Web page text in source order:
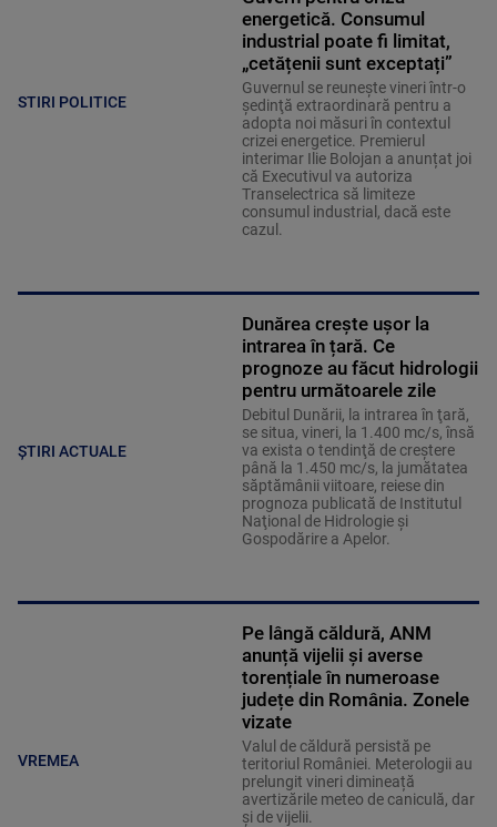
STIRI POLITICE
energetică. Consumul
industrial poate fi limitat,
„cetățenii sunt exceptați”
Guvernul se reuneşte vineri într-o
şedinţă extraordinară pentru a
adopta noi măsuri în contextul
crizei energetice. Premierul
interimar Ilie Bolojan a anunțat joi
că Executivul va autoriza
Transelectrica să limiteze
consumul industrial, dacă este
cazul.
ȘTIRI ACTUALE
Dunărea crește ușor la
intrarea în țară. Ce
prognoze au făcut hidrologii
pentru următoarele zile
Debitul Dunării, la intrarea în ţară,
se situa, vineri, la 1.400 mc/s, însă
va exista o tendinţă de creştere
până la 1.450 mc/s, la jumătatea
săptămânii viitoare, reiese din
prognoza publicată de Institutul
Naţional de Hidrologie şi
Gospodărire a Apelor.
VREMEA
Pe lângă căldură, ANM
anunță vijelii și averse
torențiale în numeroase
județe din România. Zonele
vizate
Valul de căldură persistă pe
teritoriul României. Meterologii au
prelungit vineri dimineață
avertizările meteo de caniculă, dar
și de vijelii.